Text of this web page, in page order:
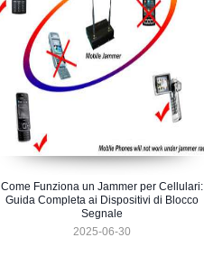
Come Funziona un Jammer per Cellulari:
Guida Completa ai Dispositivi di Blocco
Segnale
2025-06-30